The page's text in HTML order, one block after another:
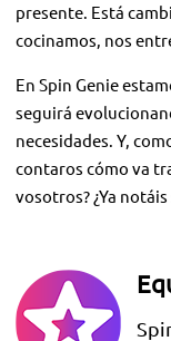
presente. Está
cocinamos, nos
En Spin Genie
seguirá
necesidades. Y,
contaros cómo va
vosotros? ¿Ya